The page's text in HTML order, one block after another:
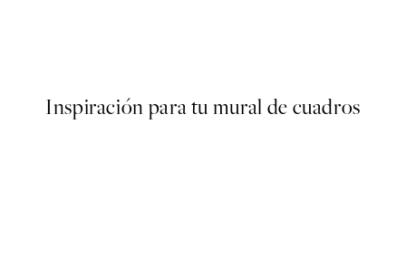
Inspiración para tu mural de cuadros